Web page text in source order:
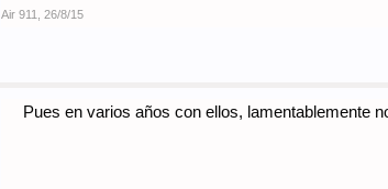
Air 911 26/8/15
Pues en varios años con ellos, lamentablemente